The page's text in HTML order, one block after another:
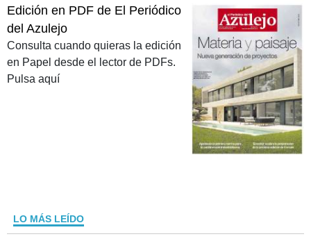
Edición en PDF de El Periódico
del Azulejo
Consulta cuando quieras la edición
en Papel desde el lector de PDFs.
Pulsa aquí
LO MÁS LEÍDO